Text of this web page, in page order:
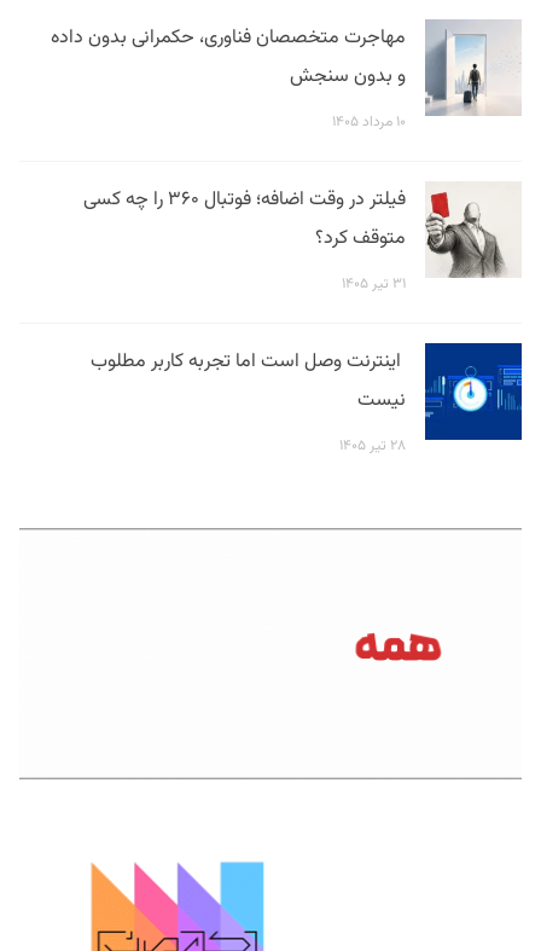
مهاجرت متخصصان فناوری، حکمرانی بدون داده
و بدون سنجش
۱۰ مرداد ۱۴۰۵
فیلتر در وقت اضافه؛ فوتبال ۳۶۰ را چه کسی
متوقف کرد؟
۳۱ تیر ۱۴۰۵
اینترنت وصل است اما تجربه کاربر مطلوب
نیست
۲۸ تیر ۱۴۰۵